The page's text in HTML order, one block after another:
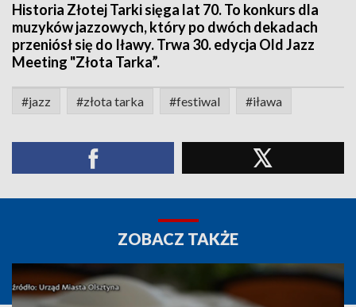
Historia Złotej Tarki sięga lat 70. To konkurs dla
muzyków jazzowych, który po dwóch dekadach
przeniósł się do Iławy. Trwa 30. edycja Old Jazz
Meeting "Złota Tarka”.
#jazz #złota tarka #festiwal #iława
ZOBACZ TAKŻE